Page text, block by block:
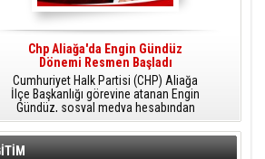
Chp Aliağa'da Engin Gündüz
Dönemi Resmen Başladı
Cumhuriyet Halk Partisi (CHP) Aliağa
İlçe Başkanlığı görevine atanan Engin
Gündüz, sosyal medya hesabından
yaptığı açıklamayla yeni döneme
ilişkin mesajlar verdi.
partililerin